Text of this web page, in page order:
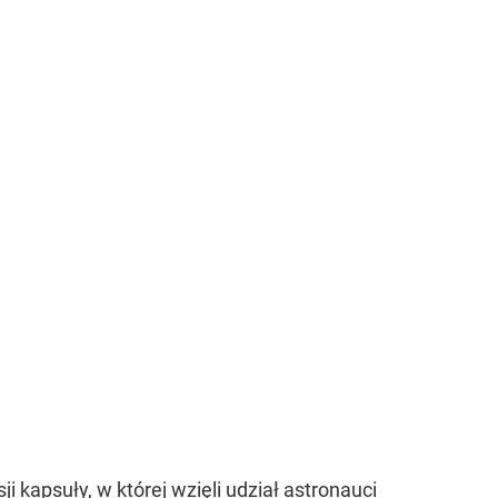
kapsuły, w której wzięli udział astronauci